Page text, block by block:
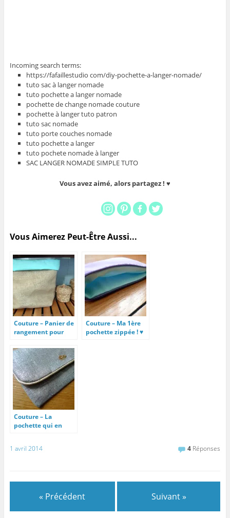
Incoming search terms:
https://fafaillestudio com/diy-pochette-a-langer-nomade/
tuto sac à langer nomade
tuto pochette a langer nomade
pochette de change nomade couture
pochette à langer tuto patron
tuto sac nomade
tuto porte couches nomade
tuto pochette a langer
tuto pochete nomade à langer
SAC LANGER NOMADE SIMPLE TUTO
Vous avez aimé, alors partagez ! ♥
Vous Aimerez Peut-Être Aussi...
Couture – Panier de
rangement pour
Couture – Ma 1ère
pochette zippée ! ♥
Couture – La
pochette qui en
1 avril 2014
4 Réponses
« Précédent Suivant »